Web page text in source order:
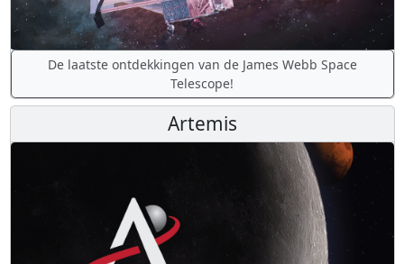
De laatste ontdekkingen van de James Webb Space
Telescope!
Artemis